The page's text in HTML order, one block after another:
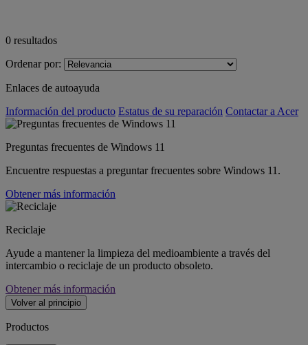
0 resultados
Ordenar por:
Enlaces de autoayuda
Información del producto Estatus de su reparación Contactar a Acer
Preguntas frecuentes de Windows 11
Encuentre respuestas a preguntar frecuentes sobre Windows 11.
Obtener más información
Reciclaje
Ayude a mantener la limpieza del medioambiente a través del
intercambio o reciclaje de un producto obsoleto.
Obtener más información
Volver al principio
Productos